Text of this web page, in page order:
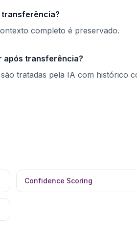
transferência?
completo é preservado.
após transferência?
tratadas pela IA com histórico
Confidence Scoring